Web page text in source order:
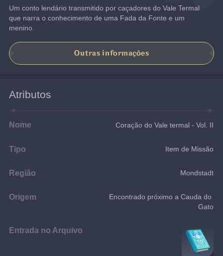
Um conto lendário transmitido por caçadores do Vale Termal
que narra o conhecimento de uma Fada da Fonte e um
menino.
Outras informações
Atributos
Nome Coração do Vale termal - Vol. II
Tipo Item de Missão
Região Mondstadt
Origem
Encontrado próximo a Cauda do
Gato
Entrada no Arquivo